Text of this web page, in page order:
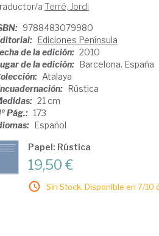
a Terré, Jordi
9788483079980
Ediciones Península
de la edición: 2010
de la edición: Barcelona. España
Atalaya
Rústica
21 cm
Pág.: 173
Español
Papel: Rústica
19,50 €
Sin Stock. Disponible en 7/10